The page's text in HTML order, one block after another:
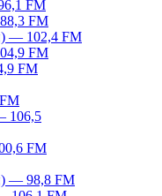
FM
FM
— 102,4 FM
FM
FM
106,5
FM
— 98,8 FM